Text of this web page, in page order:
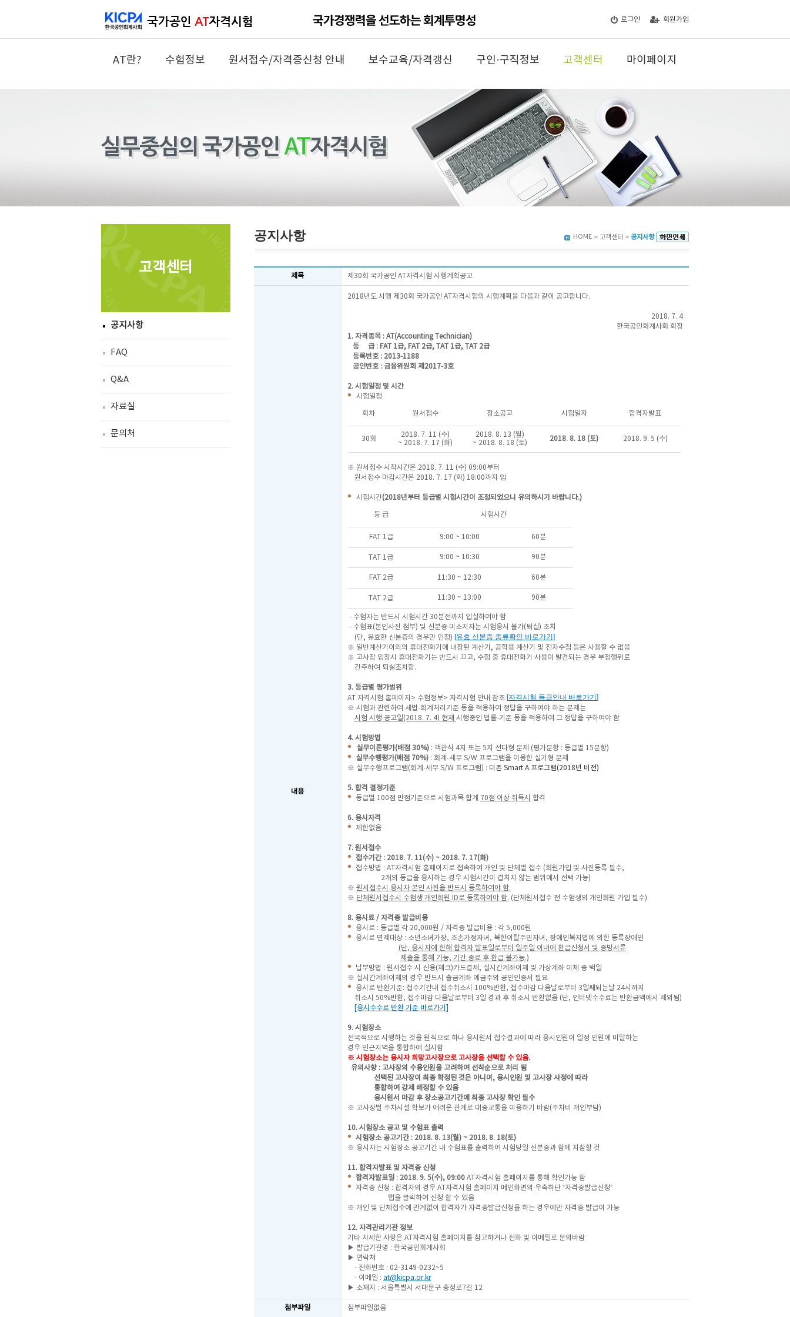
로그인 회원가입
AT란? 수험정보 원서접수/자격증신청 안내 보수교육/자격갱신 구인·구직정보 고객센터 마이페이지
고객센터
공지사항
FAQ
Q&A
자료실
문의처
공지사항 HOME > 고객센터 > 공지사항
제목 제30회 국가공인 AT자격시험 시행계획공고
내용
2018년도 시행 제30회 국가공인 AT자격시험의 시행계획을 다음과 같이 공고합니다.
2018. 7. 4
한국공인회계사회 회장
1. 자격종목 : AT(Accounting Technician)
등 급 : FAT 1급, FAT 2급, TAT 1급, TAT 2급
등록번호 : 2013-1188
공인번호 : 금융위원회 제2017-3호
2. 시험일정 및 시간
시험일정
회차 원서접수 장소공고 시험일자 합격자발표
30회
2018. 7. 11 (수)
~ 2018. 7. 17 (화)
2018. 8. 13 (월)
~ 2018. 8. 18 (토)
2018. 8. 18 (토) 2018. 9. 5 (수)
※ 원서접수 시작시간은 2018. 7. 11 (수) 09:00부터
원서접수 마감시간은 2018. 7. 17 (화) 18:00까지 임
시험시간(2018년부터 등급별 시험시간이 조정되었으니 유의하시기 바랍니다.)
등 급 시험시간
FAT 1급 9:00 ~ 10:00 60분
TAT 1급 9:00 ~ 10:30 90분
FAT 2급 11:30 ~ 12:30 60분
TAT 2급 11:30 ~ 13:00 90분
- 수험자는 반드시 시험시간 30분전까지 입실하여야 함
- 수험표(본인사진 첨부) 및 신분증 미소지자는 시험응시 불가(퇴실) 조치
(단, 유효한 신분증의 경우만 인정) [유효 신분증 종류확인 바로가기 ]
※ 일반계산기이외의 휴대전화기에 내장된 계산기, 공학용 계산기 및 전자수첩 등은 사용할 수 없음
※ 고사장 입장시 휴대전화기는 반드시 끄고, 수험 중 휴대전화기 사용이 발견되는 경우 부정행위로
간주하여 퇴실조치함.
3. 등급별 평가범위
AT 자격시험 홈페이지> 수험정보> 자격시험 안내 참조 [자격시험 등급안내 바로가기 ]
※ 시험과 관련하여 세법·회계처리기준 등을 적용하여 정답을 구하여야 하는 문제는
시험 시행 공고일(2018. 7. 4) 현재 시행중인 법률·기준 등을 적용하여 그 정답을 구하여야 함
4. 시험방법
실무이론평가(배점 30%) : 객관식 4지 또는 5지 선다형 문제 (평가문항 : 등급별 15문항)
실무수행평가(배점 70%) : 회계·세무 S/W 프로그램을 이용한 실기형 문제
※ 실무수행프로그램(회계·세무 S/W 프로그램) : 더존 Smart A 프로그램(2018년 버전)
5. 합격 결정기준
등급별 100점 만점기준으로 시험과목 합계 70점 이상 취득시 합격
6. 응시자격
제한없음
7. 원서접수
접수기간 : 2018. 7. 11(수) ~ 2018. 7. 17(화)
접수방법 : AT자격시험 홈페이지로 접속하여 개인 및 단체별 접수 (회원가입 및 사진등록 필수,
2개의 등급을 응시하는 경우 시험시간이 겹치지 않는 범위에서 선택 가능)
※ 원서접수시 응시자 본인 사진을 반드시 등록하여야 함.
※ 단체원서접수시 수험생 개인회원 ID로 등록하여야 함. (단체원서접수 전 수험생의 개인회원 가입 필수)
8. 응시료 / 자격증 발급비용
응시료 : 등급별 각 20,000원 / 자격증 발급비용 : 각 5,000원
응시료 면제대상 : 소년소녀가장, 조손가정자녀, 북한이탈주민자녀, 장애인복지법에 의한 등록장애인
(단, 응시자에 한해 합격자 발표일로부터 일주일 이내에 환급신청서 및 증빙서류
제출을 통해 가능, 기간 종료 후 환급 불가능.)
납부방법 : 원서접수 시 신용(체크)카드결제, 실시간계좌이체 및 가상계좌 이체 중 택일
※ 실시간계좌이체의 경우 반드시 출금계좌 예금주의 공인인증서 필요
응시료 반환기준: 접수기간내 접수취소시 100%반환, 접수마감 다음날로부터 3일째되는날 24시까지
취소시 50%반환, 접수마감 다음날로부터 3일 경과 후 취소시 반환없음 (단, 인터넷수수료는 반환금액에서 제외됨)
[응시수수료 반환 기준 바로가기]
9. 시험장소
전국적으로 시행하는 것을 원칙으로 하나 응시원서 접수결과에 따라 응시인원이 일정 인원에 미달하는
경우 인근지역을 통합하여 실시함
※ 시험장소는 응시자 희망고사장으로 고사장을 선택할 수 있음.
유의사항 : 고사장의 수용인원을 고려하여 선착순으로 처리 됨
선택된 고사장이 최종 확정된 것은 아니며, 응시인원 및 고사장 사정에 따라
통합하여 강제 배정할 수 있음
응시원서 마감 후 장소공고기간에 최종 고사장 확인 필수
※ 고사장별 주차시설 확보가 어려운 관계로 대중교통을 이용하기 바람(주차비 개인부담)
10. 시험장소 공고 및 수험표 출력
시험장소 공고기간 : 2018. 8. 13(월) ~ 2018. 8. 18(토)
※ 응시자는 시험장소 공고기간 내 수험표를 출력하여 시험당일 신분증과 함께 지참할 것
11. 합격자발표 및 자격증 신청
합격자발표일 : 2018. 9. 5(수), 09:00 AT자격시험 홈페이지를 통해 확인가능 함
자격증 신청 : 합격자의 경우 AT자격시험 홈페이지 메인화면의 우측하단 “자격증발급신청”
탭을 클릭하여 신청 할 수 있음
※ 개인 및 단체접수에 관계없이 합격자가 자격증발급신청을 하는 경우에만 자격증 발급이 가능
12. 자격관리기관 정보
기타 자세한 사항은 AT자격시험 홈페이지를 참고하거나 전화 및 이메일로 문의바람
▶ 발급기관명 : 한국공인회계사회
▶ 연락처
- 전화번호 : 02-3149-0232~5
- 이메일 : at@kicpa.or.kr
▶ 소재지 : 서울특별시 서대문구 충정로7길 12
첨부파일 첨부파일없음